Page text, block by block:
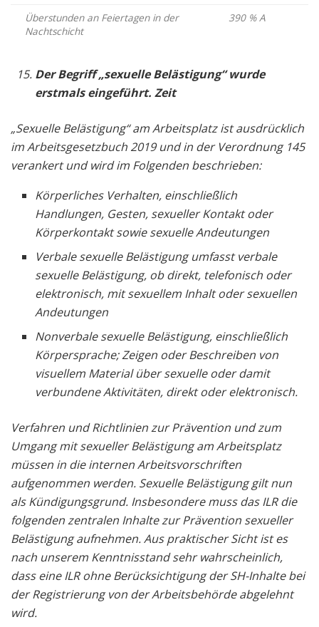
Überstunden an Feiertagen in der
Nachtschicht
390 % A
Der Begriff „sexuelle Belästigung“ wurde
erstmals eingeführt. Zeit
„Sexuelle Belästigung“ am Arbeitsplatz ist ausdrücklich
im Arbeitsgesetzbuch 2019 und in der Verordnung 145
verankert und wird im Folgenden beschrieben:
Körperliches Verhalten, einschließlich
Handlungen, Gesten, sexueller Kontakt oder
Körperkontakt sowie sexuelle Andeutungen
Verbale sexuelle Belästigung umfasst verbale
sexuelle Belästigung, ob direkt, telefonisch oder
elektronisch, mit sexuellem Inhalt oder sexuellen
Andeutungen
Nonverbale sexuelle Belästigung, einschließlich
Körpersprache; Zeigen oder Beschreiben von
visuellem Material über sexuelle oder damit
verbundene Aktivitäten, direkt oder elektronisch.
Verfahren und Richtlinien zur Prävention und zum
Umgang mit sexueller Belästigung am Arbeitsplatz
müssen in die internen Arbeitsvorschriften
aufgenommen werden. Sexuelle Belästigung gilt nun
als Kündigungsgrund. Insbesondere muss das ILR die
folgenden zentralen Inhalte zur Prävention sexueller
Belästigung aufnehmen. Aus praktischer Sicht ist es
nach unserem Kenntnisstand sehr wahrscheinlich,
dass eine ILR ohne Berücksichtigung der SH-Inhalte bei
der Registrierung von der Arbeitsbehörde abgelehnt
wird.